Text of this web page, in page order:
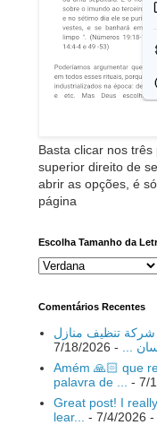
Basta clicar nos
superior direito de
abrir as opções, é
página
Escolha Tamanho da
Comentários Recentes
تنظيف منازل
...
- 7/18/2026
Amém 🙏🏻 que
palavra de ...
- 7/
Great post! I
lear...
- 7/4/2026 -